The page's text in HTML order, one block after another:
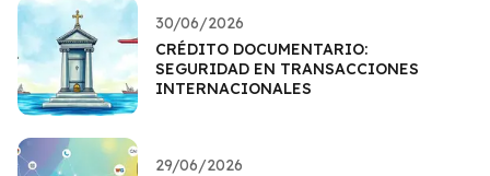
30/06/2026
CRÉDITO DOCUMENTARIO:
SEGURIDAD EN TRANSACCIONES
INTERNACIONALES
29/06/2026